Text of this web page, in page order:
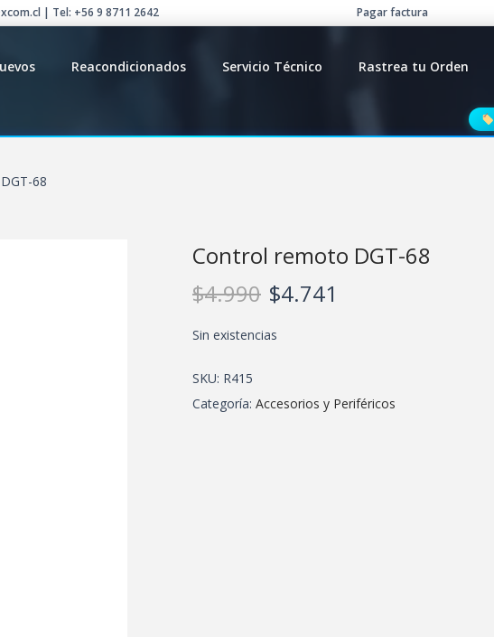
| Tel: +56 9 8711 2642 Pagar factura
Reacondicionados Servicio Técnico Rastrea tu Orden
68
Control remoto DGT-68
$4.990 $4.741
Sin existencias
SKU: R415
Categoría: Accesorios y Periféricos